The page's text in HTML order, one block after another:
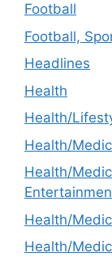
Football
Football,
Headlines
Health
Health/
Health/
Health/
Health/
Health/